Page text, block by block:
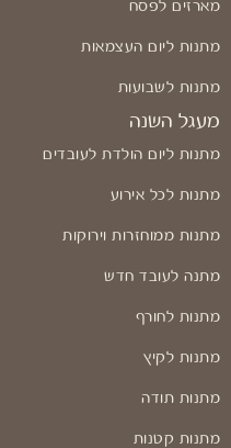
מארזים לפסח
מתנות ליום העצמאות
מתנות לשבועות
מעגל השנה
מתנות ליום הולדת לעובדים
מתנות לכל אירוע
מתנות ממוחזרות וירוקות
מתנה לעובד חדש
מתנות לחורף
מתנות לקיץ
מתנות תודה
מתנות קטנות